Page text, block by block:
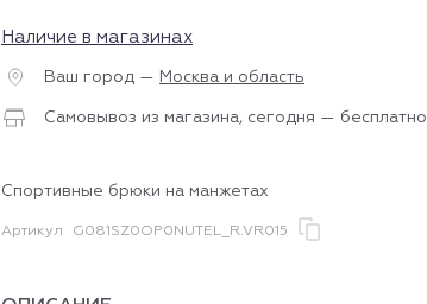
Наличие в магазинах
Ваш город — Москва и область
Самовывоз из магазина, сегодня — бесплатно
Спортивные брюки на манжетах
Артикул G081SZ0OP0NUTEL_R.VR015